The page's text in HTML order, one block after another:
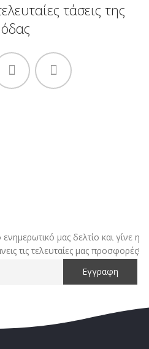
τάσεις της
μας δελτίο και γίνε η
τις τελευταίες μας προσφορές!